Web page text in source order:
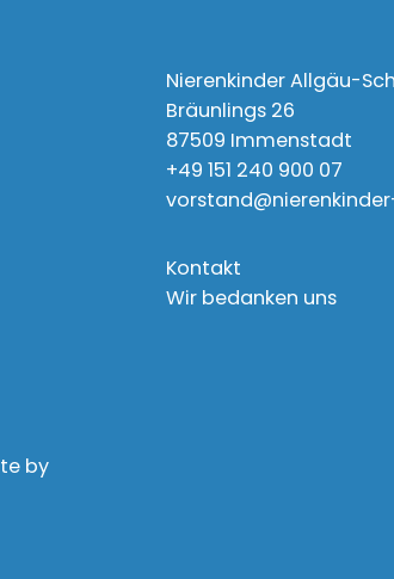
Nierenkinder Allgäu-
Bräunlings 26
87509 Immenstadt
+49 151 240 900 07
Kontakt
Wir bedanken uns
by